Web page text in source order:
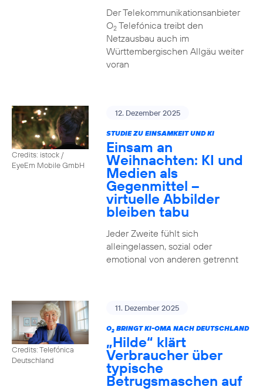
Der Telekommunikationsanbieter
O2Telefónica treibt den
Netzausbau auch im
Württembergischen Allgäu weiter
voran
Credits: istock /
EyeEm Mobile GmbH
12. Dezember 2025
STUDIE ZU EINSAMKEIT UND KI
Einsam an
Weihnachten: KI und
Medien als
Gegenmittel –
virtuelle Abbilder
bleiben tabu
Jeder Zweite fühlt sich
alleingelassen, sozial oder
emotional von anderen getrennt
Credits: Telefónica
Deutschland
11. Dezember 2025
O2BRINGT KI-OMA NACH DEUTSCHLAND
„Hilde“ klärt
Verbraucher über
typische
Betrugsmaschen auf